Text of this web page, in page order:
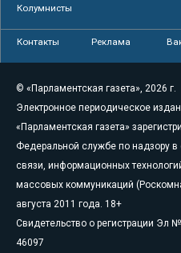
Колумнисты
Контакты Реклама
© «Парламентская газета», 2026 г.
Электронное периодическое
«Парламентская газета»
Федеральной службе по надзору в
связи, информационных
массовых коммуникаций
августа 2011 года. 18+
Свидетельство о регистрации Эл
46097